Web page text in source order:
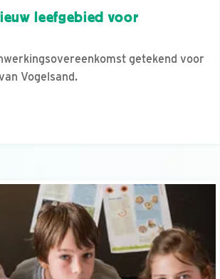
leefgebied voor
getekend voor
Vogelsand.